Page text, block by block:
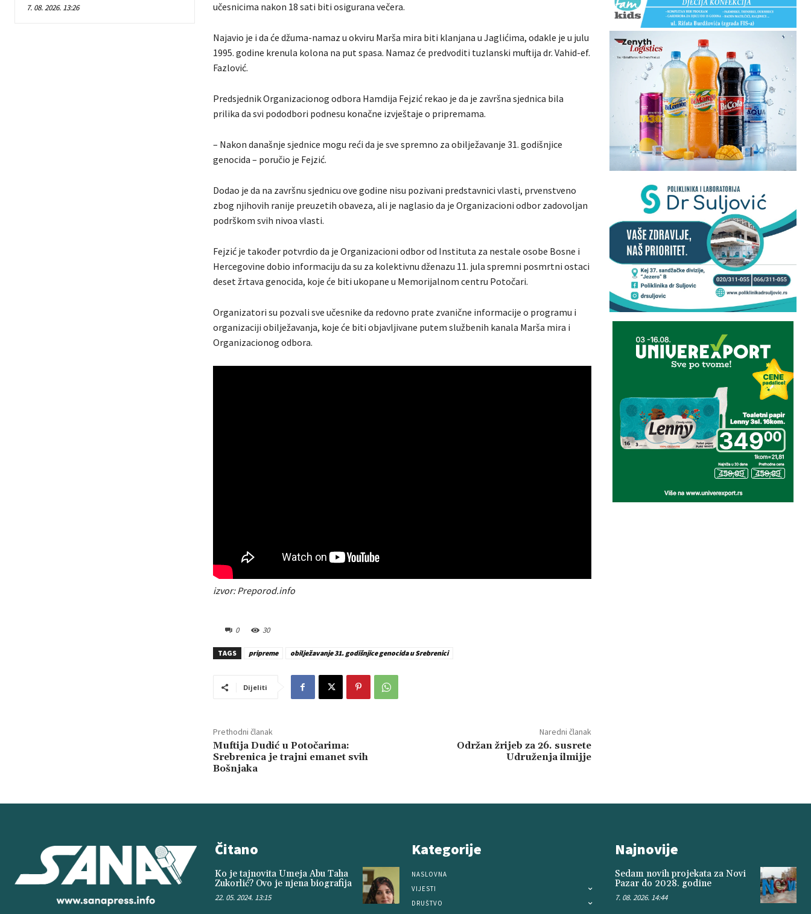
7. 08. 2026. 13:26
učesnicima nakon 18 sati biti osigurana večera.
Najavio je i da će džuma-namaz u okviru Marša mira biti klanjana u Jaglićima, odakle je u julu
1995. godine krenula kolona na put spasa. Namaz će predvoditi tuzlanski muftija dr. Vahid-ef.
Fazlović.
Predsjednik Organizacionog odbora Hamdija Fejzić rekao je da je završna sjednica bila
prilika da svi pododbori podnesu konačne izvještaje o pripremama.
– Nakon današnje sjednice mogu reći da je sve spremno za obilježavanje 31. godišnjice
genocida – poručio je Fejzić.
Dodao je da na završnu sjednicu ove godine nisu pozivani predstavnici vlasti, prvenstveno
zbog njihovih ranije preuzetih obaveza, ali je naglasio da je Organizacioni odbor zadovoljan
podrškom svih nivoa vlasti.
Fejzić je također potvrdio da je Organizacioni odbor od Instituta za nestale osobe Bosne i
Hercegovine dobio informaciju da su za kolektivnu dženazu 11. jula spremni posmrtni ostaci
deset žrtava genocida, koje će biti ukopane u Memorijalnom centru Potočari.
Organizatori su pozvali sve učesnike da redovno prate zvanične informacije o programu i
organizaciji obilježavanja, koje će biti objavljivane putem službenih kanala Marša mira i
Organizacionog odbora.
izvor: Preporod.info
0 30
TAGS pripreme obilježavanje 31. godišnjice genocida u Srebrenici
Dijeliti
Prethodni članak
Muftija Dudić u Potočarima:
Srebrenica je trajni emanet svih
Bošnjaka
Naredni članak
Održan žrijeb za 26. susrete
Udruženja ilmijje
Čitano
Ko je tajnovita Umeja Abu Taha
Zukorlić? Ovo je njena biografija
22. 05. 2024. 13:15
Kategorije
NASLOVNA
VIJESTI
DRUŠTVO
Najnovije
Sedam novih projekata za Novi
Pazar do 2028. godine
7. 08. 2026. 14:44